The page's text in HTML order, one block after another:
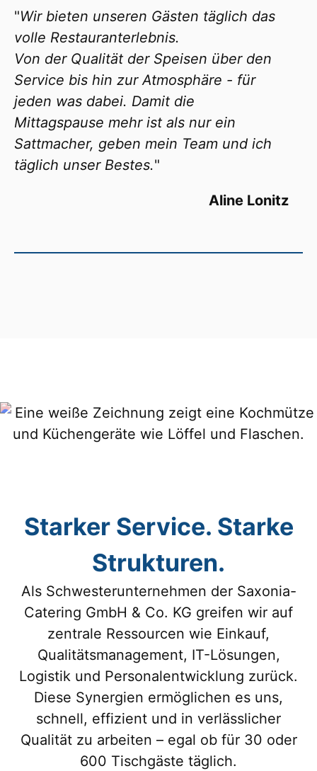
"Wir bieten unseren Gästen täglich das
volle Restauranterlebnis.
Von der Qualität der Speisen über den
Service bis hin zur Atmosphäre - für
jeden was dabei. Damit die
Mittagspause mehr ist als nur ein
Sattmacher, geben mein Team und ich
täglich unser Bestes."
Aline Lonitz
Starker Service. Starke
Strukturen.
Als Schwesterunternehmen der Saxonia-
Catering GmbH & Co. KG greifen wir auf
zentrale Ressourcen wie Einkauf,
Qualitätsmanagement, IT-Lösungen,
Logistik und Personalentwicklung zurück.
Diese Synergien ermöglichen es uns,
schnell, effizient und in verlässlicher
Qualität zu arbeiten – egal ob für 30 oder
600 Tischgäste täglich.